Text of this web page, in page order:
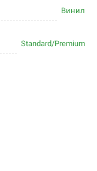
Винил
Standard/Premium